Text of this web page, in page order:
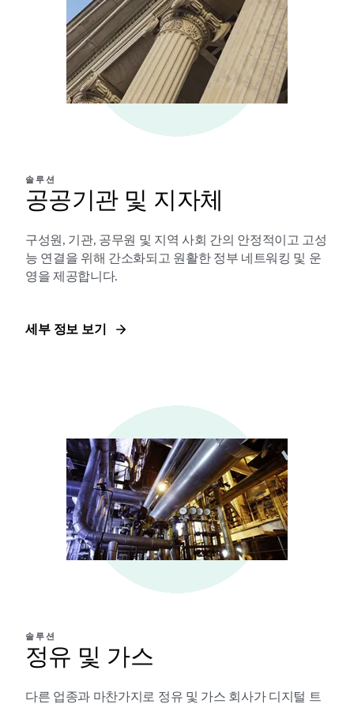
솔루션
공공기관 및 지자체
구성원, 기관, 공무원 및 지역 사회 간의 안정적이고 고성
능 연결을 위해 간소화되고 원활한 정부 네트워킹 및 운
영을 제공합니다.
세부 정보 보기
솔루션
정유 및 가스
다른 업종과 마찬가지로 정유 및 가스 회사가 디지털 트